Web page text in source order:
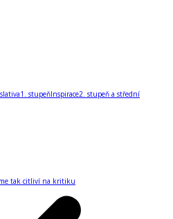
1. stupeňInspirace2. stupeň a střední
tak citliví na kritiku